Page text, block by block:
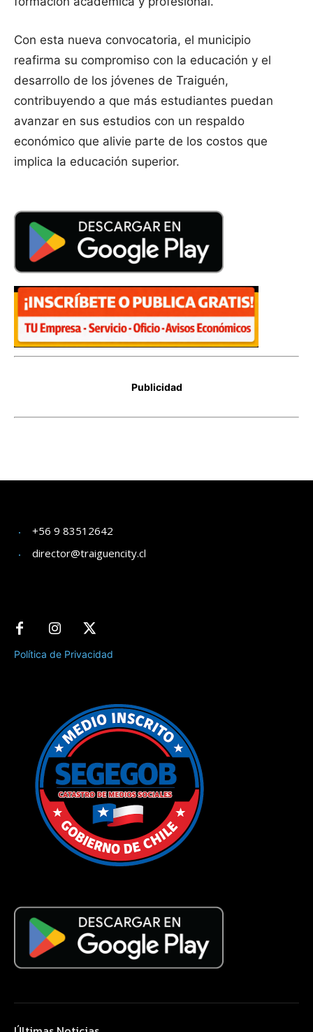
+56 9 83512642
director@traiguencity.cl
Política de Privacidad